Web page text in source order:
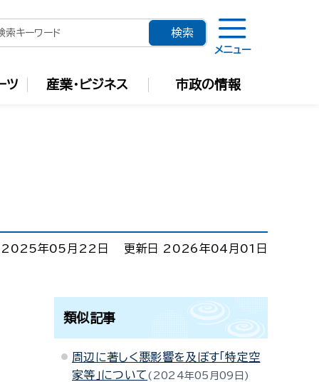
メニュー
ツ 産業・ビジネス 市政の情報
2025年05月22日 更新日 2026年04月01日
類似記事
周辺に著しく悪影響を及ぼす「特定空
家等」について
2024年05月09日